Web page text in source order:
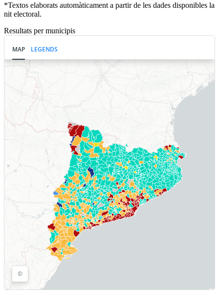
*Textos elaborats automàticament a partir de les dades disponibles la
nit electoral.
Resultats per municipis